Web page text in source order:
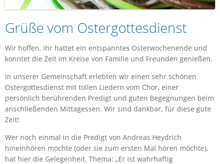
Grüße vom Ostergottesdienst
Wir hoffen, ihr hattet ein entspanntes Osterwochenende und
konntet die Zeit im Kreise von Familie und Freunden genießen.
In unserer Gemeinschaft erlebten wir einen sehr schönen
Ostergottesdienst mit tollen Liedern vom Chor, einer
persönlich berührenden Predigt und guten Begegnungen beim
anschließenden Mittagessen. Wir sind dankbar, für diese gute
Zeit!
Wer noch einmal in die Predigt von Andreas Heydrich
hineinhören möchte (oder sie zum ersten Mal hören möchte),
hat hier die Gelegenheit. Thema: „Er ist wahrhaftig